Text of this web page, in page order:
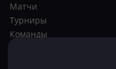
Матчи
Турниры
Команды